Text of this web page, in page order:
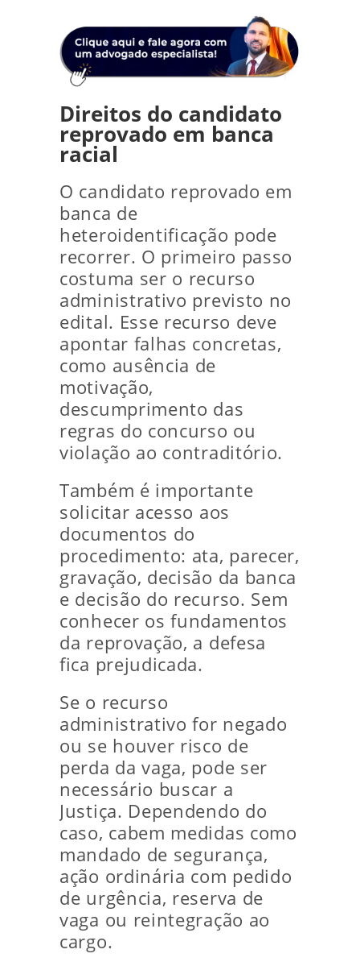
Direitos do candidato
reprovado em banca
racial
O candidato reprovado em
banca de
heteroidentificação pode
recorrer. O primeiro passo
costuma ser o recurso
administrativo previsto no
edital. Esse recurso deve
apontar falhas concretas,
como ausência de
motivação,
descumprimento das
regras do concurso ou
violação ao contraditório.
Também é importante
solicitar acesso aos
documentos do
procedimento: ata, parecer,
gravação, decisão da banca
e decisão do recurso. Sem
conhecer os fundamentos
da reprovação, a defesa
fica prejudicada.
Se o recurso
administrativo for negado
ou se houver risco de
perda da vaga, pode ser
necessário buscar a
Justiça. Dependendo do
caso, cabem medidas como
mandado de segurança,
ação ordinária com pedido
de urgência, reserva de
vaga ou reintegração ao
cargo.